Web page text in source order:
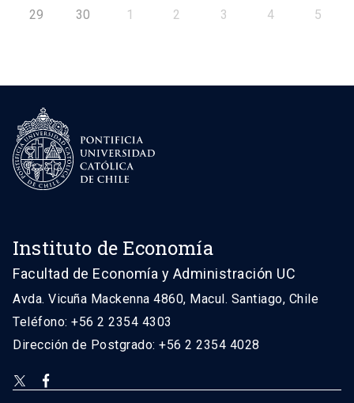
29 30 1 2 3 4 5
Instituto de Economía
Facultad de Economía y Administración UC
Avda. Vicuña Mackenna 4860, Macul. Santiago, Chile
Teléfono: +56 2 2354 4303
Dirección de Postgrado: +56 2 2354 4028